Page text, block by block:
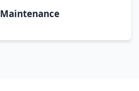
Maintenance